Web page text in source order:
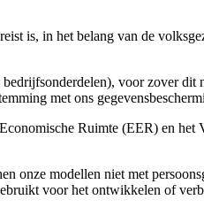
is, in het belang van de
voor zover
met ons
Ruimte (EER) en
onze modellen niet met
voor het ontwikkelen of